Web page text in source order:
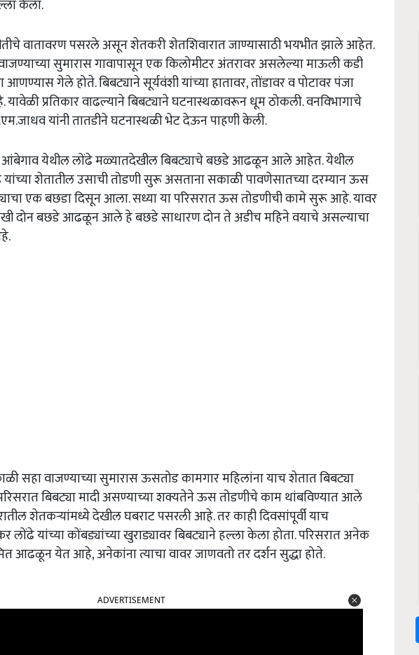
केला.
वातावरण पसरले असून शेतकरी शेतशिवारात जाण्यासाठी भयभीत झाले आहेत.
सुमारास गावापासून एक किलोमीटर अंतरावर असलेल्या माऊली कडी
आणण्यास गेले होते. बिबट्याने सूर्यवंशी यांच्या हातावर, तोंडावर व पोटावर पंजा
प्रतिकार वाढल्याने बिबट्याने घटनास्थळावरून धूम ठोकली. वनविभागाचे
यांनी तातडीने घटनास्थळी भेट देऊन पाहणी केली.
आंबेगाव येथील लोंढे मळ्यातदेखील बिबट्याचे बछडे आढळून आले आहेत. येथील
यांच्या शेतातील उसाची तोडणी सुरू असताना सकाळी पावणेसातच्या दरम्यान ऊस
एक बछडा दिसून आला. सध्या या परिसरात ऊस तोडणीची कामे सुरू आहे. यावर
दोन बछडे आढळून आले हे बछडे साधारण दोन ते अडीच महिने वयाचे असल्याचा
सहा वाजण्याच्या सुमारास ऊसतोड कामगार महिलांना याच शेतात बिबट्या
बिबट्या मादी असण्याच्या शक्यतेने ऊस तोडणीचे काम थांबविण्यात आले
शेतकऱ्यांमध्ये देखील घबराट पसरली आहे. तर काही दिवसांपूर्वी याच
लोंढे यांच्या कोंबड्यांच्या खुराड्यावर बिबट्याने हल्ला केला होता. परिसरात अनेक
आढळून येत आहे, अनेकांना त्याचा वावर जाणवतो तर दर्शन सुद्धा होते.